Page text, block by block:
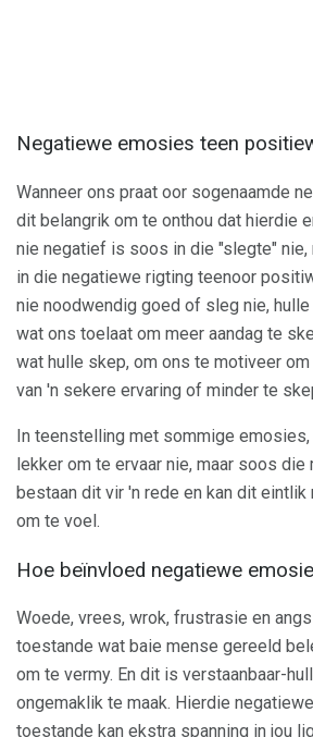
Negatiewe emosies teen
Wanneer ons praat oor sogenaamde
dit belangrik om te onthou dat hierdie
nie negatief is soos in die "slegte" nie,
in die negatiewe rigting teenoor
nie noodwendig goed of sleg nie,
wat ons toelaat om meer aandag te
wat hulle skep, om ons te motiveer
van 'n sekere ervaring of minder te
In teenstelling met sommige
lekker om te ervaar nie, maar soos
bestaan ​​dit vir 'n rede en kan dit
om te voel.
Hoe beïnvloed negatiewe
Woede, vrees, wrok, frustrasie en
toestande wat baie mense gereeld
om te vermy. En dit is verstaanbaar-
ongemaklik te maak. Hierdie
toestande kan ekstra spanning in jou